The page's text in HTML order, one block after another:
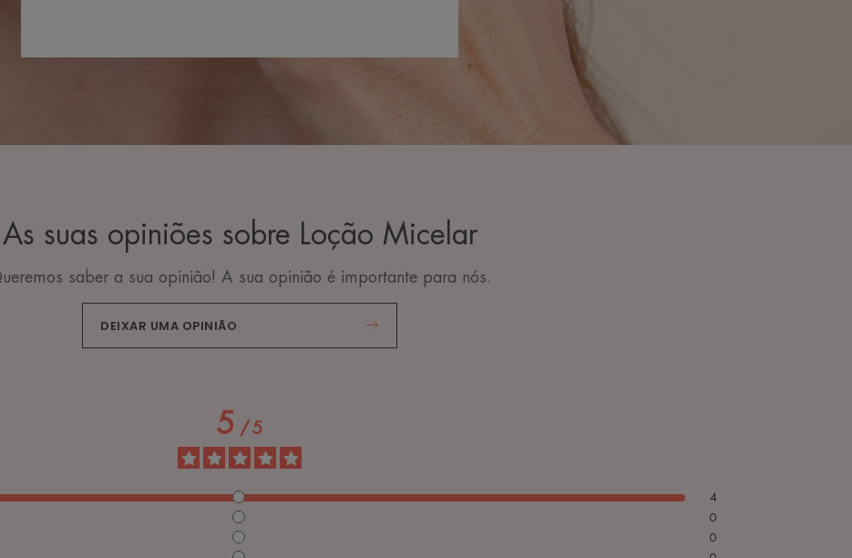
As suas opiniões sobre Loção Micelar
saber a sua opinião! A sua opinião é importante para nós.
DEIXAR UMA OPINIÃO
5/ 5
4
0
0